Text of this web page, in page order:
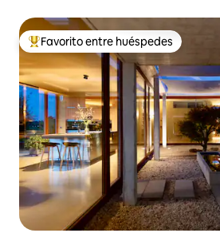
Favorito entre huéspedes preferido
Favorito entre huéspedes